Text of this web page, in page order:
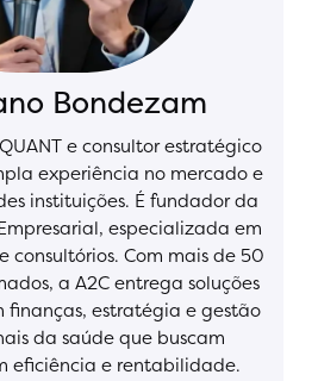
Bondezam
e consultor estratégico
experiência no mercado e
instituições. É fundador da
especializada em
consultórios. Com mais de 50
a A2C entrega soluções
finanças, estratégia e gestão
da saúde que buscam
eficiência e rentabilidade.